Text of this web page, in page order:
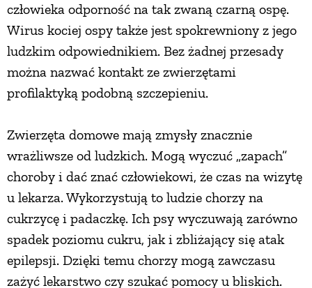
człowieka odporność na tak zwaną czarną ospę.
Wirus kociej ospy także jest spokrewniony z jego
ludzkim odpowiednikiem. Bez żadnej przesady
można nazwać kontakt ze zwierzętami
profilaktyką podobną szczepieniu.
Zwierzęta domowe mają zmysły znacznie
wrażliwsze od ludzkich. Mogą wyczuć „zapach”
choroby i dać znać człowiekowi, że czas na wizytę
u lekarza. Wykorzystują to ludzie chorzy na
cukrzycę i padaczkę. Ich psy wyczuwają zarówno
spadek poziomu cukru, jak i zbliżający się atak
epilepsji. Dzięki temu chorzy mogą zawczasu
zażyć lekarstwo czy szukać pomocy u bliskich.